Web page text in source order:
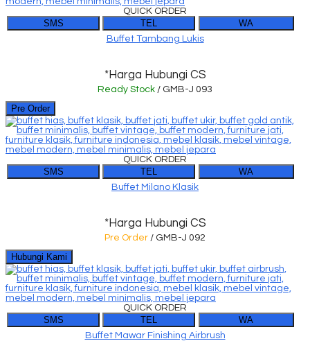
QUICK ORDER
SMS TEL WA
Buffet Tambang Lukis
*Harga Hubungi CS
Ready Stock / GMB-J 093
Pre Order
QUICK ORDER
SMS TEL WA
Buffet Milano Klasik
*Harga Hubungi CS
Pre Order / GMB-J 092
Hubungi Kami
QUICK ORDER
SMS TEL WA
Buffet Mawar Finishing Airbrush